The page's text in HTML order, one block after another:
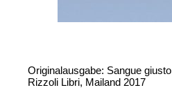
Originalausgabe: Sangue giusto
Rizzoli Libri, Mailand 2017